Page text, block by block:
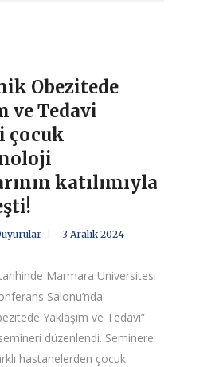
Obezitede
ve Tedavi
çocuk
katılımıyla
3 Aralık 2024
Marmara Üniversitesi
Salonu’nda
Yaklaşım ve Tedavi”
düzenlendi. Seminere
hastanelerden çocuk